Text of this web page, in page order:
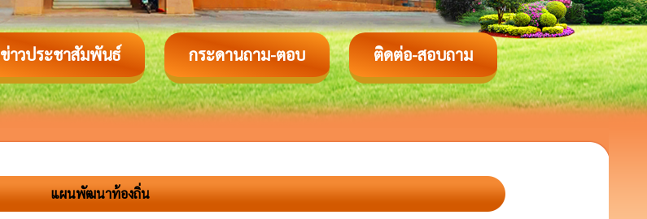
ข่าวประชาสัมพันธ์ กระดานถาม-ตอบ ติดต่อ-สอบถาม
แผนพัฒนาท้องถิ่น